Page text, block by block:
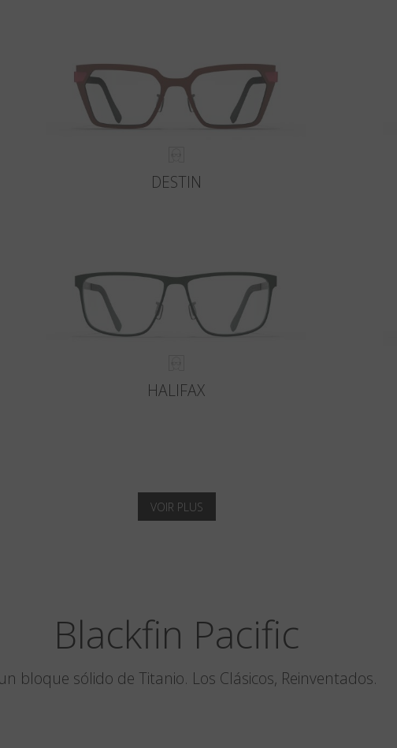
DESTIN
HALIFAX
VOIR PLUS
Blackfin Pacific
bloque sólido de Titanio. Los Clásicos, Reinventados.